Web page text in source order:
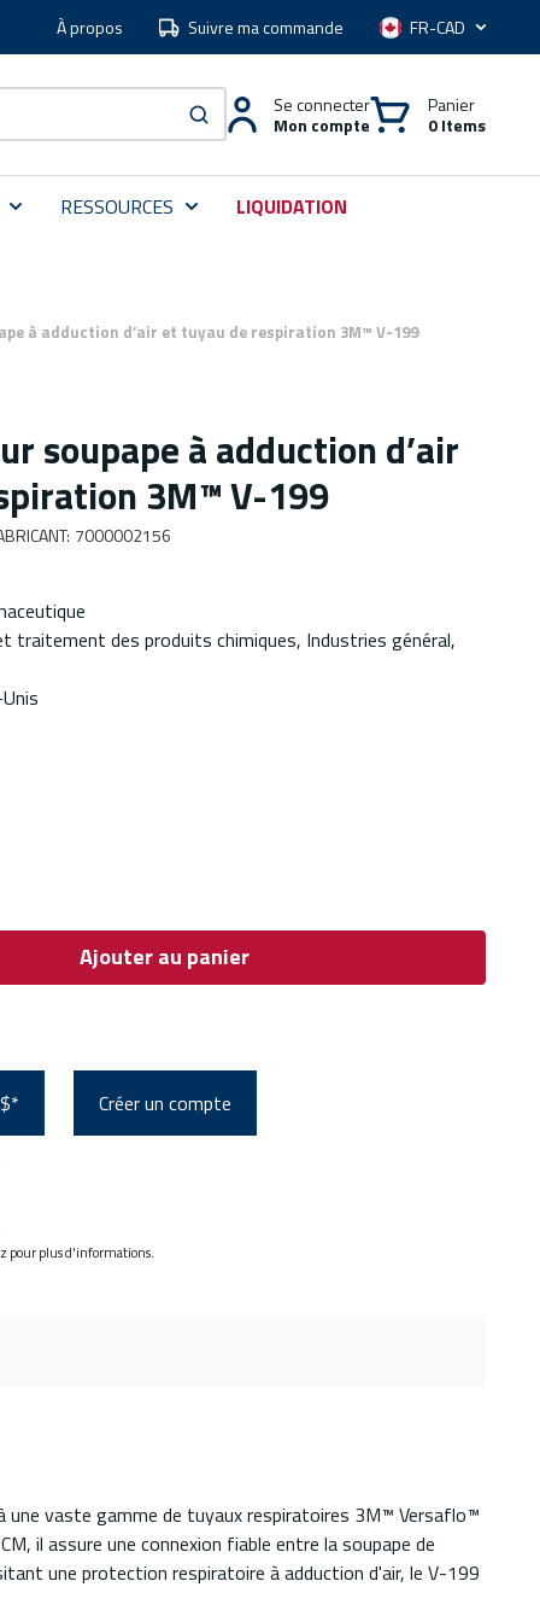
À propos Suivre ma commande Langue
soumettre une recherche
Se connecter
Mon compte
Panier
0 Items
RESSOURCES LIQUIDATION
à adduction d’air et tuyau de respiration 3M™ V-199
soupape à adduction d’air
3M™ V-199
: 7000002156
traitement des produits chimiques, Industries général,
Ajouter au panier
Créer un compte
pour plus d'informations.
vaste gamme de tuyaux respiratoires 3M™ Versaflo™
il assure une connexion fiable entre la soupape de
une protection respiratoire à adduction d'air, le V-199